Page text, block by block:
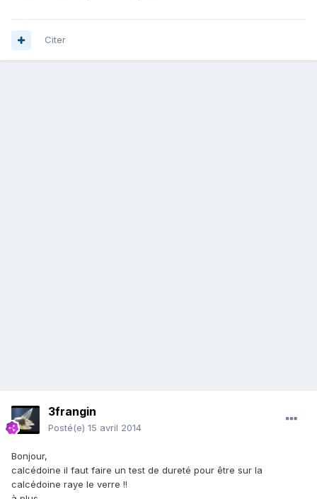
Citer
3frangin
Posté(e) 15 avril 2014
Bonjour,
calcédoine il faut faire un test de dureté pour être sur la
calcédoine raye le verre !!